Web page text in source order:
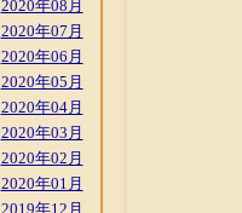
2020年08月
2020年07月
2020年06月
2020年05月
2020年04月
2020年03月
2020年02月
2020年01月
2019年12月